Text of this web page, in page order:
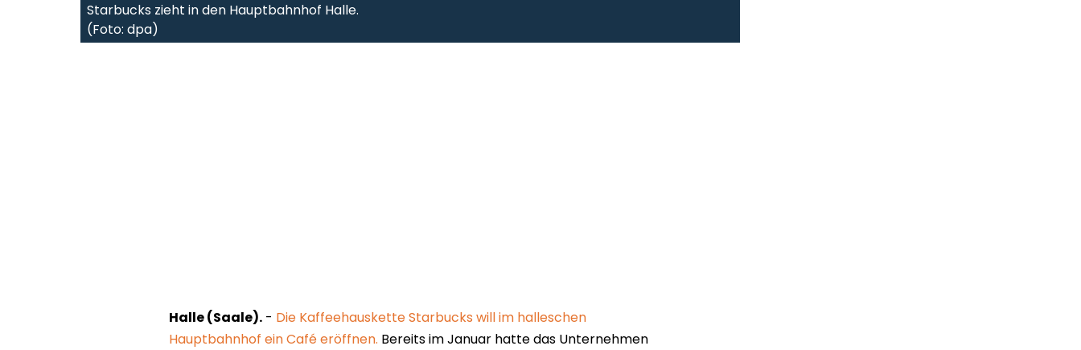
Starbucks zieht in den Hauptbahnhof Halle.
(Foto: dpa)
Halle (Saale). - Die Kaffeehauskette Starbucks will im halleschen
Hauptbahnhof ein Café eröffnen. Bereits im Januar hatte das Unternehmen